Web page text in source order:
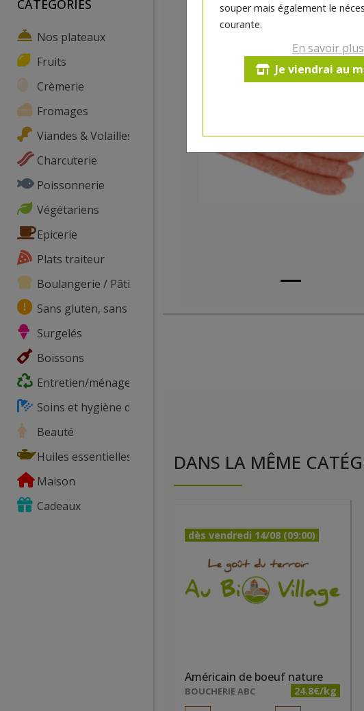
CATEGORIES
Nos plateaux
Fruits
Crèmerie
Fromages
Viandes & Volailles
Charcuterie
Poissonnerie
Végétariens
Epicerie
Plats traiteur
Boulangerie / Pâtisserie
Sans gluten, sans lactose, ...
Surgelés
Boissons
Entretien/ménage
Soins et hygiène du corps
Beauté
Huiles essentielles
Maison
Cadeaux
souper mais également le
courante.
En savoir plus
Je viendrai au
DANS LA MÊME
dès vendredi 14/08 (09:00)
Américain de boeuf nature
BOUCHERIE ABC 24.8€/kg